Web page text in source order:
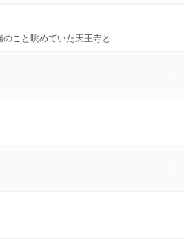
こと眺めていた天王寺と